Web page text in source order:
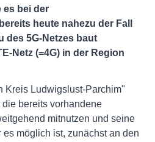
es bei der
heute nahezu der Fall
des 5G-Netzes baut
Netz (=4G) in der Region
Kreis Ludwigslust-Parchim"
bereits vorhandene
mitnutzen und seine
möglich ist, zunächst an den